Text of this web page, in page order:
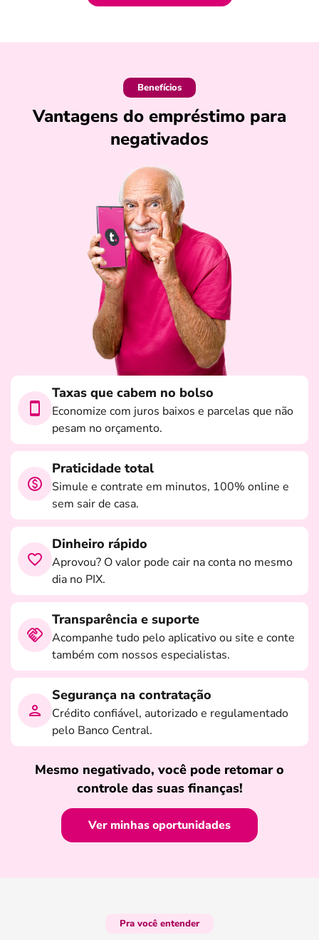
Benefícios
Vantagens do empréstimo para
negativados
Taxas que cabem no bolso
Economize com juros baixos e parcelas que não
pesam no orçamento.
Praticidade total
Simule e contrate em minutos, 100% online e
sem sair de casa.
Dinheiro rápido
Aprovou? O valor pode cair na conta no mesmo
dia no PIX.
Transparência e suporte
Acompanhe tudo pelo aplicativo ou site e conte
também com nossos especialistas.
Segurança na contratação
Crédito confiável, autorizado e regulamentado
pelo Banco Central.
Mesmo negativado, você pode retomar o
controle das suas finanças!
Ver minhas oportunidades
Pra você entender